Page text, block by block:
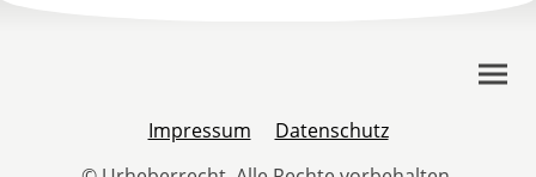
Impressum
Datenschutz